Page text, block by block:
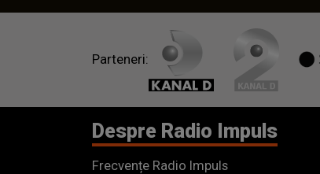
Parteneri:
Despre Radio Impuls
Frecvențe Radio Impuls